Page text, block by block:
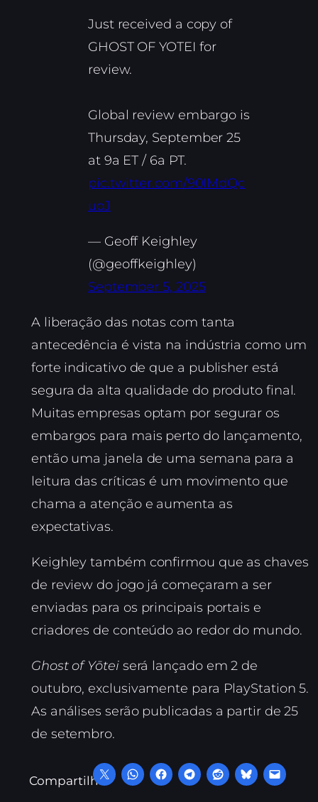
Just received a copy of
GHOST OF YOTEI for
review.
Global review embargo is
Thursday, September 25
at 9a ET / 6a PT.
pic.twitter.com/90IMdQc
uoJ
— Geoff Keighley
(@geoffkeighley)
September 5, 2025
A liberação das notas com tanta
antecedência é vista na indústria como um
forte indicativo de que a publisher está
segura da alta qualidade do produto final.
Muitas empresas optam por segurar os
embargos para mais perto do lançamento,
então uma janela de uma semana para a
leitura das críticas é um movimento que
chama a atenção e aumenta as
expectativas.
Keighley também confirmou que as chaves
de review do jogo já começaram a ser
enviadas para os principais portais e
criadores de conteúdo ao redor do mundo.
Ghost of Yōteiserá lançado em 2 de
outubro, exclusivamente para PlayStation 5.
As análises serão publicadas a partir de 25
de setembro.
Compartilhe: